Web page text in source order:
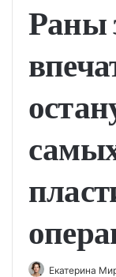
Раны
Екатерина